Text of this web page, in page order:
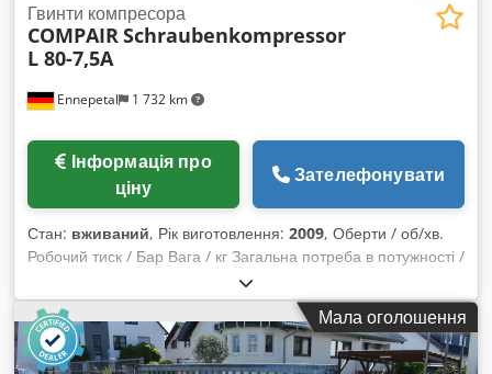
Ennepetal 1 732 km
Гвинти компресора
COMPAIRSchraubenkompressor
L 80-7,5A
ціну
Зателефонувати
Стан: вживаний, Рік виготовлення: 2009, Оберти / об/хв.
Робочий тиск / Бар Вага / кг Загальна потреба в потужності /
кВт Комплектна система стисненого повітря – гвинтовий
компресор + холодильний осушувач (Drypoint RA 500) + 2x
ресивери стисненого повітря (по 3 000 л кожен) Виробник:
COMPAIR Потужність двигуна: 75 кВт Модель: LL80 7,5A Рік
Мала оголошення